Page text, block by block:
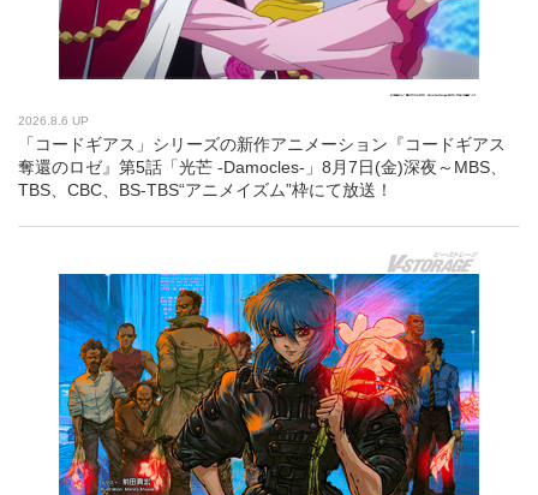
2026.8.6 UP
「コードギアス」シリーズの新作アニメーション『コードギアス
奪還のロゼ』第5話「光芒 -Damocles-」8月7日(金)深夜～MBS、
TBS、CBC、BS-TBS“アニメイズム”枠にて放送！